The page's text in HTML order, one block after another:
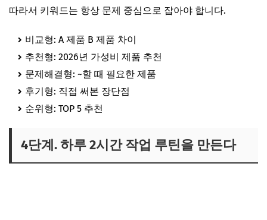
따라서 키워드는 항상 문제 중심으로 잡아야 합니다.
비교형: A 제품 B 제품 차이
추천형: 2026년 가성비 제품 추천
문제해결형: ~할 때 필요한 제품
후기형: 직접 써본 장단점
순위형: TOP 5 추천
4단계. 하루 2시간 작업 루틴을 만든다